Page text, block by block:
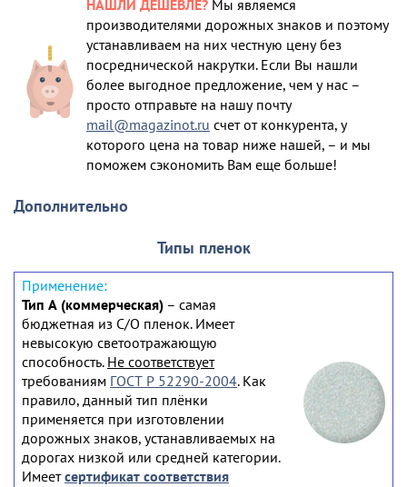
НАШЛИ ДЕШЕВЛЕ? Мы являемся
производителями дорожных знаков и поэтому
устанавливаем на них честную цену без
посреднической накрутки. Если Вы нашли
более выгодное предложение, чем у нас –
просто отправьте на нашу почту
mail@magazinot.ru счет от конкурента, у
которого цена на товар ниже нашей, – и мы
поможем сэкономить Вам еще больше!
Дополнительно
Типы пленок
Тип А (коммерческая) – самая
бюджетная из С/О пленок. Имеет
невысокую светоотражающую
способность. Не соответствует
требованиям ГОСТ Р 52290-2004. Как
правило, данный тип плёнки
применяется при изготовлении
дорожных знаков, устанавливаемых на
дорогах низкой или средней категории.
Имеетсертификат соответствия